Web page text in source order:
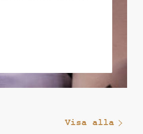
Visa alla